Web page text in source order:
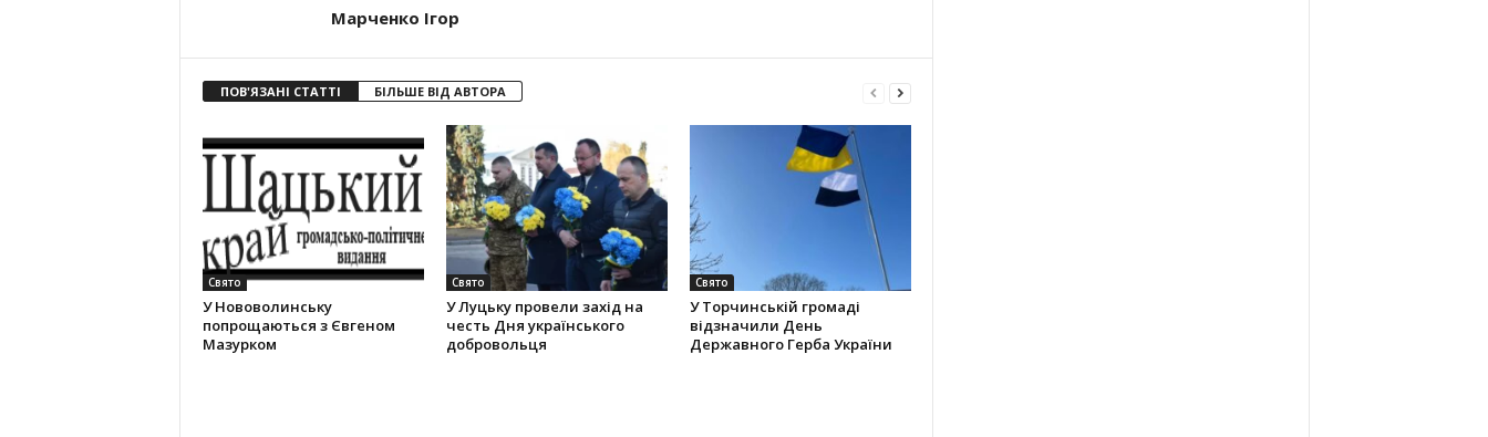
Марченко Ігор
ПОВ'ЯЗАНІ СТАТТІ БІЛЬШЕ ВІД АВТОРА
Свято
У Нововолинську
попрощаються з Євгеном
Мазурком
Свято
У Луцьку провели захід на
честь Дня українського
добровольця
Свято
У Торчинській громаді
відзначили День
Державного Герба України